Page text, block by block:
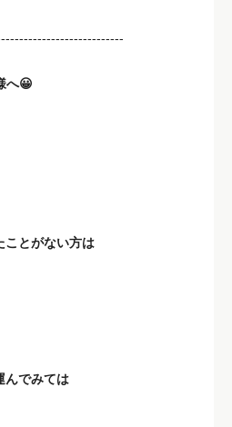
へ😀
ことがない方は
んでみては